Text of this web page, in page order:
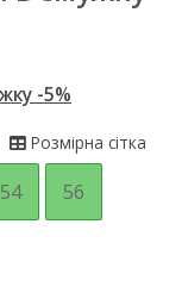
-5%
Розмірна сітка
54 56